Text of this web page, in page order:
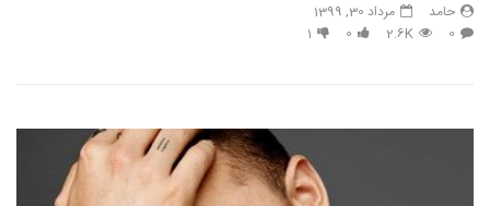
حامد
مرداد 30, 1399
0
2.6K
0
1